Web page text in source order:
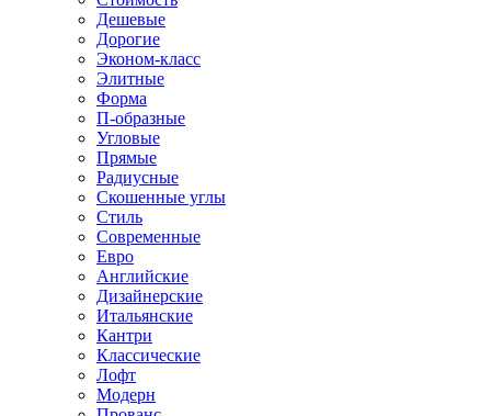
Дешевые
Дорогие
Эконом-класс
Элитные
Форма
П-образные
Угловые
Прямые
Радиусные
Скошенные углы
Стиль
Современные
Евро
Английские
Дизайнерские
Итальянские
Кантри
Классические
Лофт
Модерн